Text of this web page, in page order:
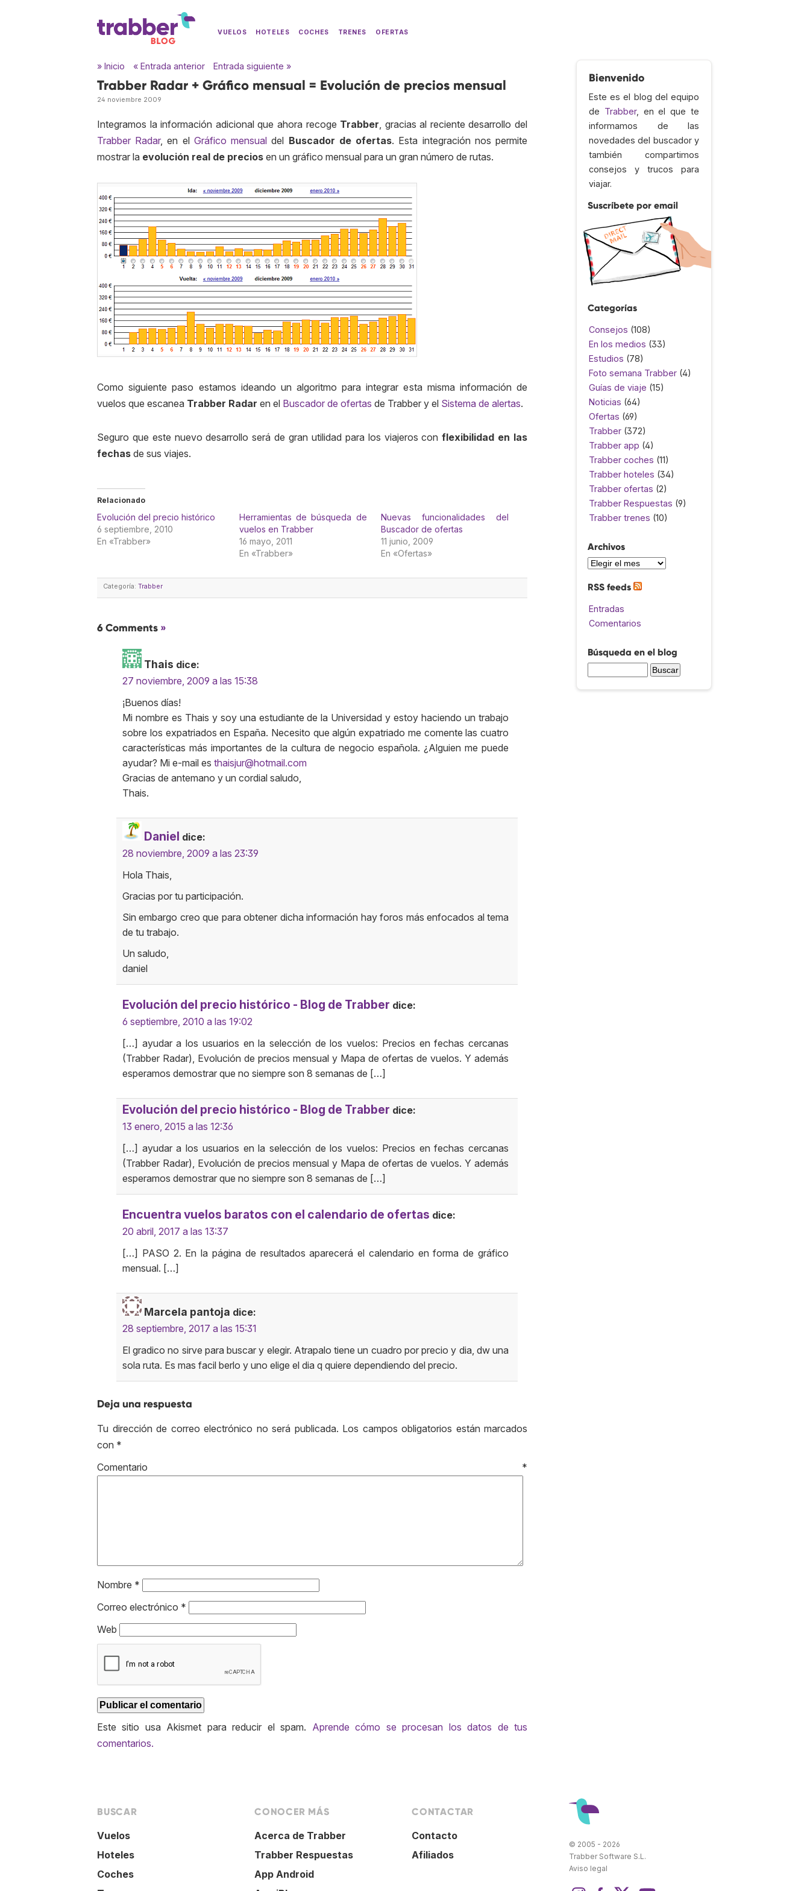
VUELOS HOTELES COCHES TRENES OFERTAS
» Inicio « Entrada anterior Entrada siguiente »
Trabber Radar + Gráfico mensual = Evolución de precios mensual
24 noviembre 2009
Integramos la información adicional que ahora recoge Trabber, gracias al reciente desarrollo del
Trabber Radar, en el Gráfico mensual del Buscador de ofertas. Esta integración nos permite
mostrar la evolución real de precios en un gráfico mensual para un gran número de rutas.
Como siguiente paso estamos ideando un algoritmo para integrar esta misma información de
vuelos que escanea Trabber Radar en el Buscador de ofertas de Trabber y el Sistema de alertas.
Seguro que este nuevo desarrollo será de gran utilidad para los viajeros conflexibilidad en las
fechas de sus viajes.
Relacionado
Evolución del precio histórico
6 septiembre, 2010
En «Trabber»
Herramientas de búsqueda de
vuelos en Trabber
16 mayo, 2011
En «Trabber»
Nuevas funcionalidades del
Buscador de ofertas
11 junio, 2009
En «Ofertas»
Categoría: Trabber
6 Comments »
Thais dice:
27 noviembre, 2009 a las 15:38
¡Buenos días!
Mi nombre es Thais y soy una estudiante de la Universidad y estoy haciendo un trabajo
sobre los expatriados en España. Necesito que algún expatriado me comente las cuatro
características más importantes de la cultura de negocio española. ¿Alguien me puede
ayudar? Mi e-mail es thaisjur@hotmail.com
Gracias de antemano y un cordial saludo,
Thais.
Daniel dice:
28 noviembre, 2009 a las 23:39
Hola Thais,
Gracias por tu participación.
Sin embargo creo que para obtener dicha información hay foros más enfocados al tema
de tu trabajo.
Un saludo,
daniel
Evolución del precio histórico - Blog de Trabber dice:
6 septiembre, 2010 a las 19:02
[…] ayudar a los usuarios en la selección de los vuelos: Precios en fechas cercanas
(Trabber Radar), Evolución de precios mensual y Mapa de ofertas de vuelos. Y además
esperamos demostrar que no siempre son 8 semanas de […]
Evolución del precio histórico - Blog de Trabber dice:
13 enero, 2015 a las 12:36
[…] ayudar a los usuarios en la selección de los vuelos: Precios en fechas cercanas
(Trabber Radar), Evolución de precios mensual y Mapa de ofertas de vuelos. Y además
esperamos demostrar que no siempre son 8 semanas de […]
Encuentra vuelos baratos con el calendario de ofertas dice:
20 abril, 2017 a las 13:37
[…] PASO 2. En la página de resultados aparecerá el calendario en forma de gráfico
mensual. […]
Marcela pantoja dice:
28 septiembre, 2017 a las 15:31
El gradico no sirve para buscar y elegir. Atrapalo tiene un cuadro por precio y dia, dw una
sola ruta. Es mas facil berlo y uno elige el dia q quiere dependiendo del precio.
Deja una respuesta
Tu dirección de correo electrónico no será publicada. Los campos obligatorios están marcados
con *
Comentario *
Nombre *
Correo electrónico *
Web
Este sitio usa Akismet para reducir el spam. Aprende cómo se procesan los datos de tus
comentarios.
Bienvenido
Este es el blog del equipo
de Trabber, en el que te
informamos de las
novedades del buscador y
también compartimos
consejos y trucos para
viajar.
Suscríbete por email
Categorías
Consejos (108)
En los medios (33)
Estudios (78)
Foto semana Trabber (4)
Guías de viaje (15)
Noticias (64)
Ofertas (69)
Trabber (372)
Trabber app (4)
Trabber coches (11)
Trabber hoteles (34)
Trabber ofertas (2)
Trabber Respuestas (9)
Trabber trenes (10)
Archivos
RSS feeds
Entradas
Comentarios
Búsqueda en el blog
BUSCAR
Vuelos
Hoteles
Coches
CONOCER MÁS
Acerca de Trabber
Trabber Respuestas
App Android
CONTACTAR
Contacto
Afiliados
© 2005 - 2026
Trabber Software S.L.
Aviso legal